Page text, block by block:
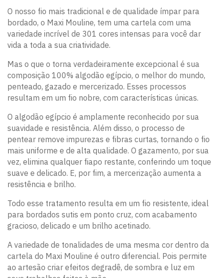
O nosso fio mais tradicional e de qualidade ímpar para
bordado, o Maxi Mouline, tem uma cartela com uma
variedade incrível de 301 cores intensas para você dar
vida a toda a sua criatividade.
Mas o que o torna verdadeiramente excepcional é sua
composição 100% algodão egípcio, o melhor do mundo,
penteado, gazado e mercerizado. Esses processos
resultam em um fio nobre, com características únicas.
O algodão egípcio é amplamente reconhecido por sua
suavidade e resistência. Além disso, o processo de
pentear remove impurezas e fibras curtas, tornando o fio
mais uniforme e de alta qualidade. O gazamento, por sua
vez, elimina qualquer fiapo restante, conferindo um toque
suave e delicado. E, por fim, a mercerização aumenta a
resistência e brilho.
Todo esse tratamento resulta em um fio resistente, ideal
para bordados sutis em ponto cruz, com acabamento
gracioso, delicado e um brilho acetinado.
A variedade de tonalidades de uma mesma cor dentro da
cartela do Maxi Mouline é outro diferencial. Pois permite
ao artesão criar efeitos degradê, de sombra e luz em